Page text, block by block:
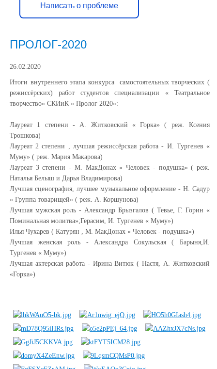
Написать о проблеме
ПРОЛОГ-2020
26.02.2020
Итоги внутреннего этапа конкурса самостоятельных творческих (
режиссёрских) работ студентов специализации « Театральное
творчество» СКИиК « Пролог 2020»:
Лауреат 1 степени - А. Житковский « Горка» ( реж. Ксения
Трошкова)
Лауреат 2 степени , лучшая режиссёрская работа - И. Тургенев «
Муму» ( реж. Мария Макарова)
Лауреат 3 степени - М. МакДонах « Человек - подушка» ( реж.
Наталья Белыш и Дарья Владимирова)
Лучшая сценография, лучшее музыкальное оформление - Н. Садур
« Группа товарищей» ( реж. А. Коршунова)
Лучшая мужская роль - Александр Брызгалов ( Тевье, Г. Горин «
Поминальная молитва»;Герасим, И. Тургенев « Муму»)
Илья Чухарев ( Катурян , М. МакДонах « Человек - подушка»)
Лучшая женская роль - Александра Сокульская ( Барыня,И.
Тургенев « Муму»)
Лучшая актерская работа - Ирина Витюк ( Настя, А. Житковский
«Горка»)